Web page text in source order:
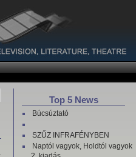
Top 5 News
Búcsúztató
SZŰZ INFRAFÉNYBEN
Naptól vagyok, Holdtól vagyok